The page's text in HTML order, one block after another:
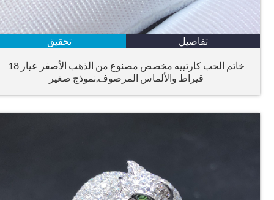
تفاصيل تحقيق
خاتم الحب كارتييه مخصص مصنوع من الذهب الأصفر عيار 18
قيراط والألماس المرصوف,نموذج صغير